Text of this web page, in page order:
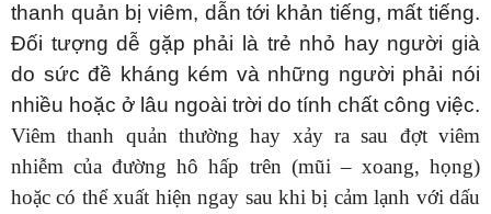
thanh quản bị viêm, dẫn tới khản tiếng, mất tiếng.
Đối tượng dễ gặp phải là trẻ nhỏ hay người già
do sức đề kháng kém và những người phải nói
nhiều hoặc ở lâu ngoài trời do tính chất công việc.
Viêm thanh quản thường hay xảy ra sau đợt viêm
nhiễm của đường hô hấp trên (mũi – xoang, họng)
hoặc có thể xuất hiện ngay sau khi bị cảm lạnh với dấu